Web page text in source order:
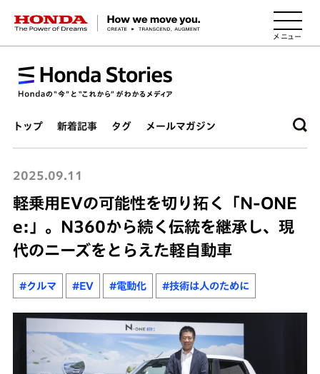
HONDA The Power of Dreams
トップ 新着記事 タグ メールマガジン
2025.09.11
軽乗用EVの可能性を切り拓く「N-ONE
e:」。N360から続く伝統を継承し、現
代のニーズをとらえた軽自動車
#クルマ #EV #電動化 #技術は人のために